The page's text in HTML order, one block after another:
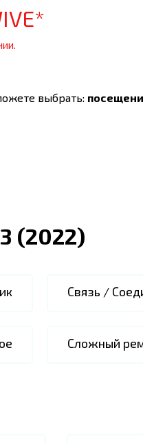
выбрать:
(2022)
Связь /
Сложный